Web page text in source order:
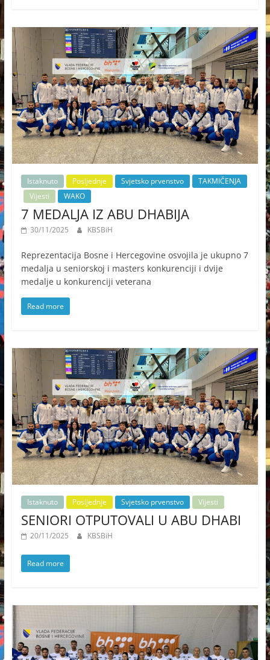
Istaknuto Posljednje Svjetsko prvenstvo
TAKMIČENJA
Vijesti
WAKO
7 MEDALJA IZ ABU DHABIJA
30/11/2025 KBSBiH
Reprezentacija Bosne i Hercegovine osvojila je ukupno 7
medalja u seniorskoj i masters konkurenciji i dvije
medalje u konkurenciji veterana
Read more
Istaknuto Posljednje Svjetsko prvenstvo Vijesti
SENIORI OTPUTOVALI U ABU DHABI
20/11/2025 KBSBiH
Read more